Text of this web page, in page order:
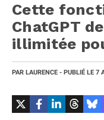
Cette
ChatGPT
illimitée
PAR LAURENCE - PUBLIÉ LE 7